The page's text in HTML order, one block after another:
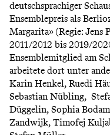
e
n
ü
deutschsprachiger
Ensemblepreis als
Margarita» (Regie: Jens
2011/2012 bis 2019/
Ensemblemitglied am
arbeitete dort unter
Karin Henkel, Ruedi
Sebastian Nübling,
Düggelin, Sophia
Zandwijk, Timofej